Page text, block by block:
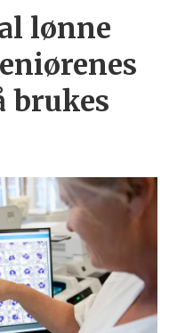
lønne
brukes